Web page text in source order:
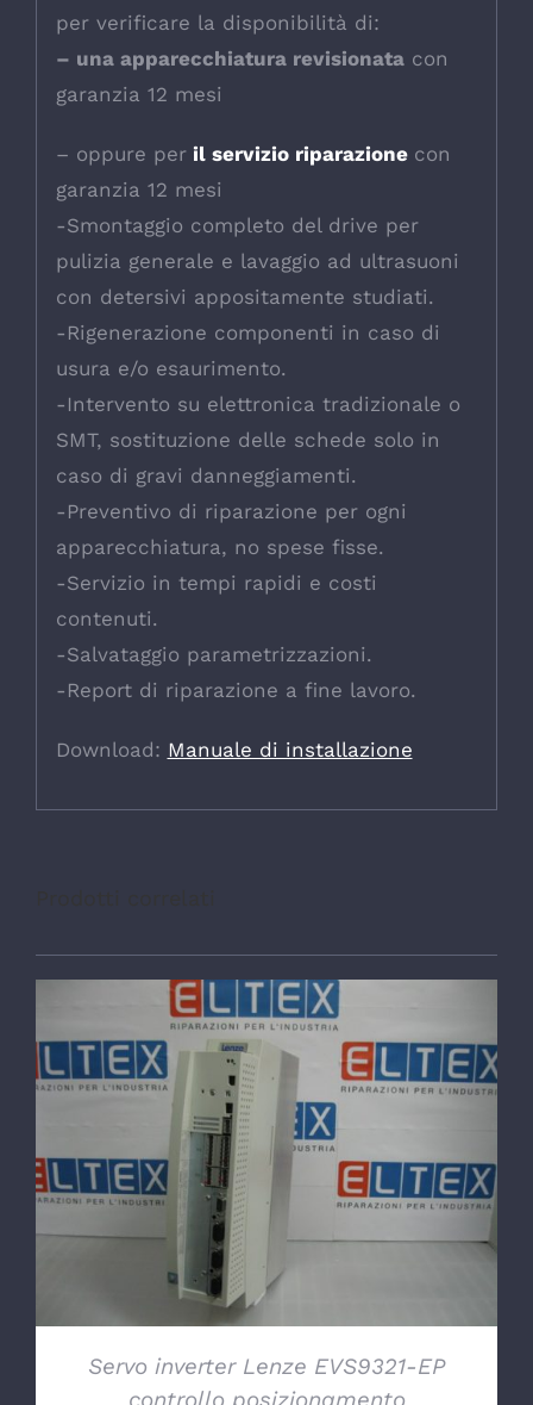
per verificare la disponibilità di:
– una apparecchiatura revisionatacon
garanzia 12 mesi
– oppure peril servizio riparazione con
garanzia 12 mesi
-Smontaggio completo del drive per
pulizia generale e lavaggio ad ultrasuoni
con detersivi appositamente studiati.
-Rigenerazione componenti in caso di
usura e/o esaurimento.
-Intervento su elettronica tradizionale o
SMT, sostituzione delle schede solo in
caso di gravi danneggiamenti.
-Preventivo di riparazione per ogni
apparecchiatura, no spese fisse.
-Servizio in tempi rapidi e costi
contenuti.
-Salvataggio parametrizzazioni.
-Report di riparazione a fine lavoro.
Download: Manuale di installazione
DETTAGLI
Servo inverter Lenze EVS9321-EP